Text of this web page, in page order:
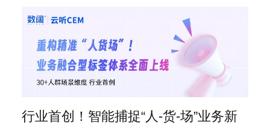
行业首创！智能捕捉“人-货-场”业务新